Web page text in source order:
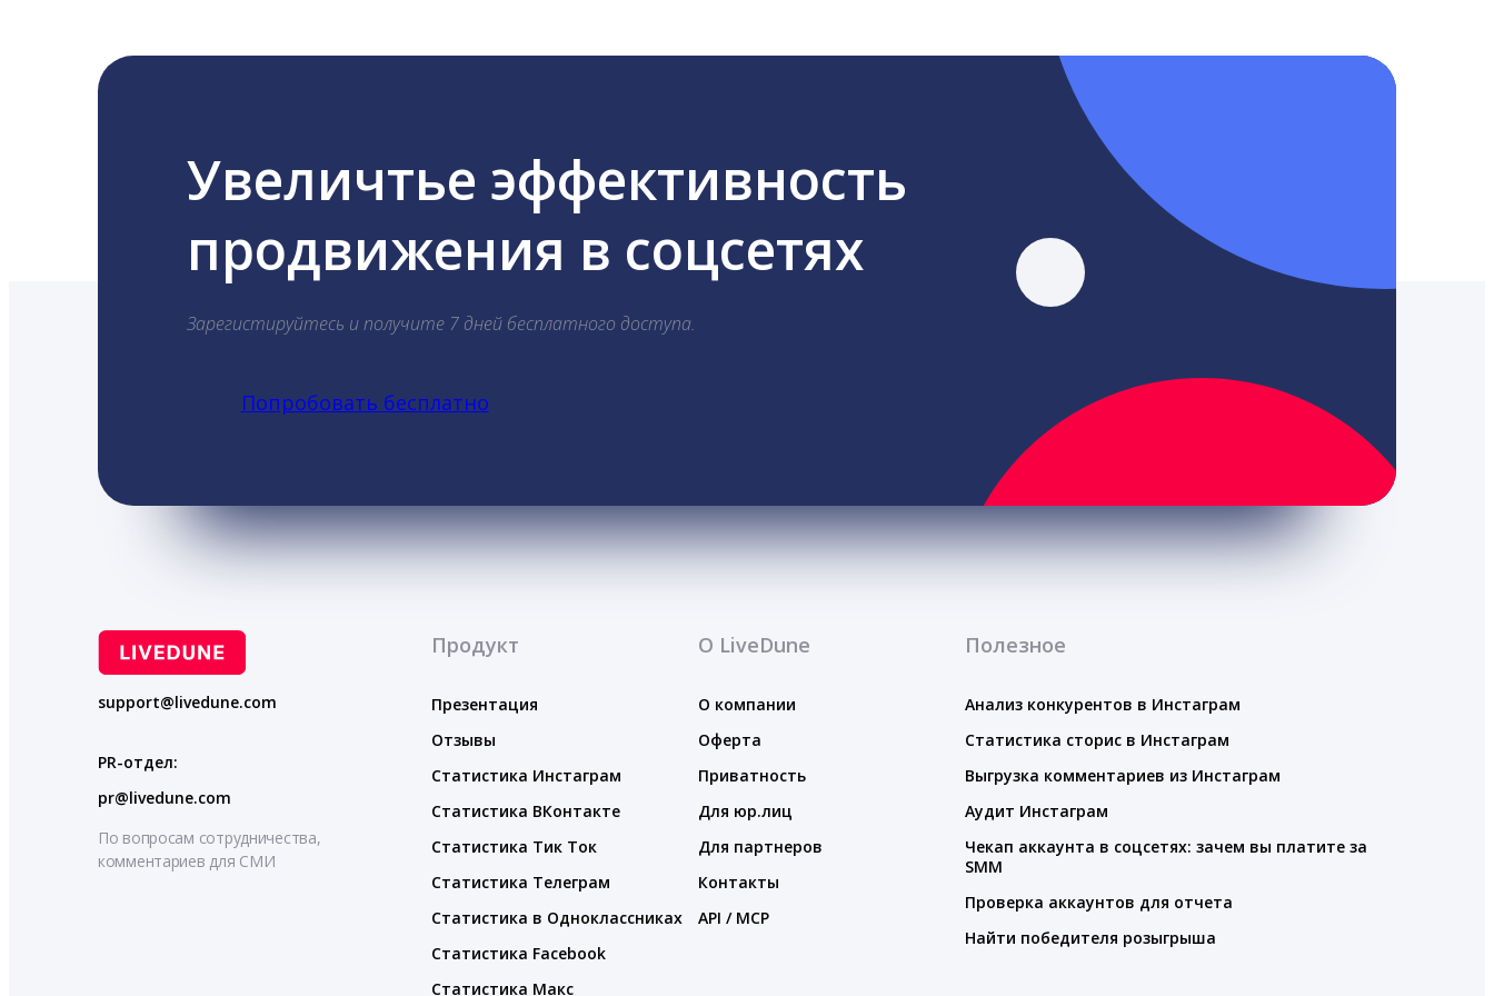
Увеличтье эффективность
продвижения в соцсетях
Зарегистируйтесь и получите 7 дней бесплатного доступа.
Попробовать бесплатно
support@livedune.com
PR-отдел:
pr@livedune.com
По вопросам сотрудничества,
комментариев для СМИ
Продукт
Презентация
Отзывы
Статистика Инстаграм
Статистика ВКонтакте
Статистика Тик Ток
Статистика Телеграм
Статистика в Одноклассниках
Статистика Facebook
Статистика Макс
О LiveDune
О компании
Оферта
Приватность
Для юр.лиц
Для партнеров
Контакты
API / MCP
Полезное
Анализ конкурентов в Инстаграм
Статистика сторис в Инстаграм
Выгрузка комментариев из Инстаграм
Аудит Инстаграм
Чекап аккаунта в соцсетях: зачем вы платите за
SMM
Проверка аккаунтов для отчета
Найти победителя розыгрыша